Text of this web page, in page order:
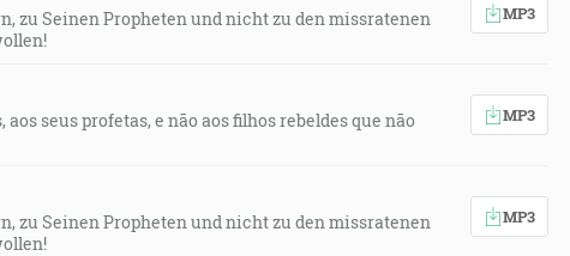
zu Seinen Propheten und nicht zu den missratenen
MP3
aos seus profetas, e não aos filhos rebeldes que não
MP3
zu Seinen Propheten und nicht zu den missratenen
MP3